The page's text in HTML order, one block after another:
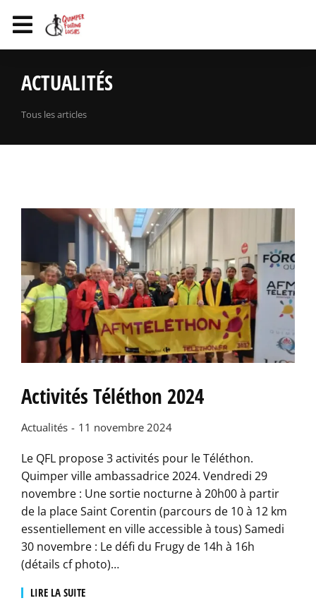
ACTUALITÉS
Tous les articles
Activités Téléthon 2024
Actualités 11 novembre 2024
Le QFL propose 3 activités pour le Téléthon.
Quimper ville ambassadrice 2024. Vendredi 29
novembre : Une sortie nocturne à 20h00 à partir
de la place Saint Corentin (parcours de 10 à 12 km
essentiellement en ville accessible à tous) Samedi
30 novembre : Le défi du Frugy de 14h à 16h
(détails cf photo)…
LIRE LA SUITE